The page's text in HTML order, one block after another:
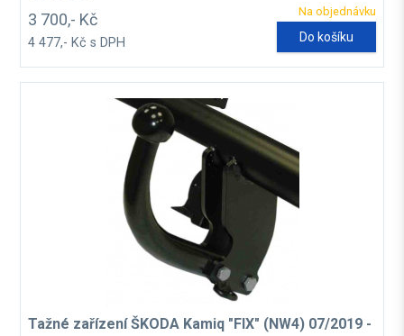
Na objednávku
3 700,- Kč
4 477,- Kč s DPH Do košíku
Tažné zařízení ŠKODA Kamiq "FIX" (NW4) 07/2019 -